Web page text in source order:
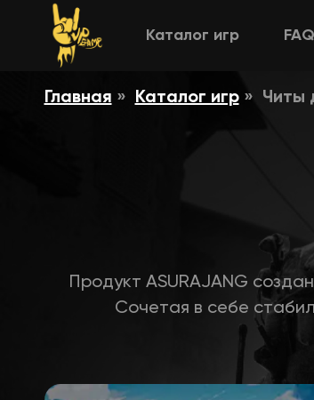
Каталог игр
Главная Каталог игр Читы
Продукт ASURAJANG
Сочетая в себе